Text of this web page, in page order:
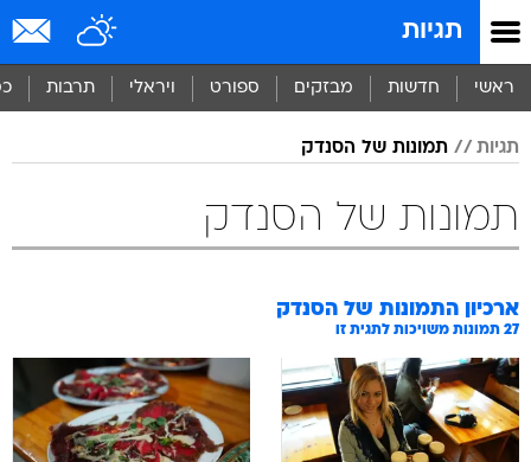
תגיות
ראשי חדשות מבזקים ספורט ויראלי תרבות
תגיות תמונות של הסנדק
תמונות של הסנדק
ארכיון התמונות של הסנדק
27 תמונות משויכות לתגית זו